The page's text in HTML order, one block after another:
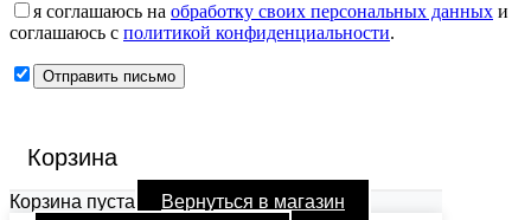
я соглашаюсь на обработку своих персональных данных и
соглашаюсь с политикой конфиденциальности.
Корзина
Корзина пуста Вернуться в магазин